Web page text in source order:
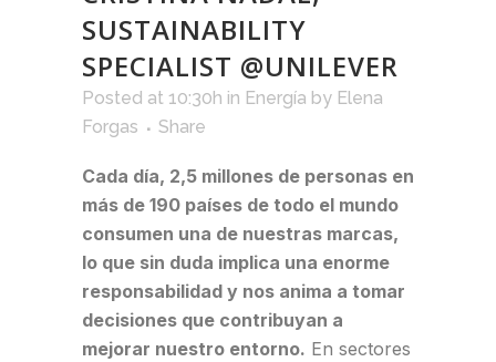
SUSTAINABILITY
SPECIALIST @UNILEVER
Posted at 10:30h in Energía by Elena
Forgas
Share
Cada día, 2,5 millones de personas en
más de 190 países de todo el mundo
consumen una de nuestras marcas,
lo que sin duda implica una enorme
responsabilidad y nos anima a tomar
decisiones que contribuyan a
mejorar nuestro entorno. En sectores